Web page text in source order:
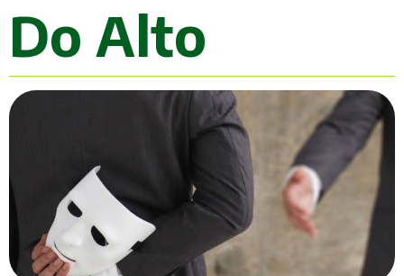
Do Alto